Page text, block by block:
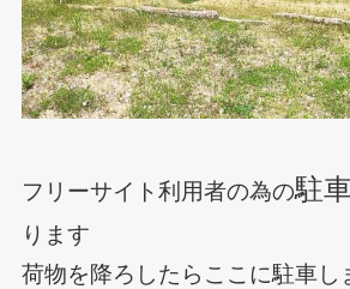
フリーサイト利用者の為の駐
ります
荷物を降ろしたらここに駐車し